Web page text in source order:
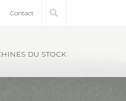
Contact
DU STOCK